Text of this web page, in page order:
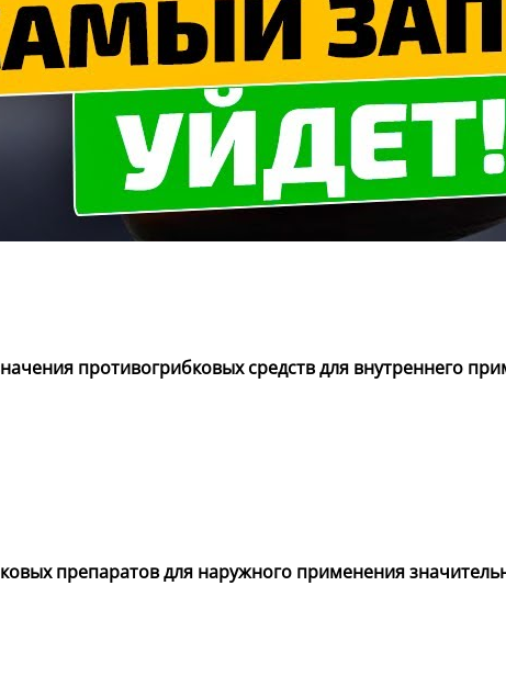
противогрибковых средств для внутреннего
препаратов для наружного применения